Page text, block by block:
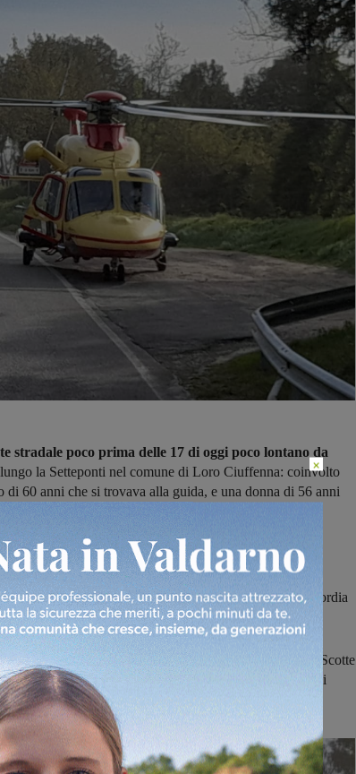
stradale poco prima delle 17 di oggi poco lontano da
lungo la Setteponti nel comune di Loro Ciuffenna: coinvolto
di 60 anni che si trovava alla guida, e una donna di 56 anni
le prime ricostruzioni, sembra che l’uomo alla guida
il controllo della moto finendo a terra. Sul posto sono
i soccorritori dell’automedica del Valdarno, la Misericordia
Bracciolini e l’elisoccorso Pegaso2.
è stato trasportato in codice giallo
all’ospedale delle Scotte
La donna invece non ha avuto bisogno di soccorso. Per i
i carabinieri.
×